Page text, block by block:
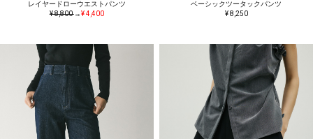
レイヤードローウエストパンツ
¥ 8,800→¥ 4,400
ベーシックツータックパンツ
¥ 8,250